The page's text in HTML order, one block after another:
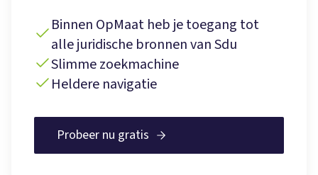
Binnen OpMaat heb je toegang tot
alle juridische bronnen van Sdu
Slimme zoekmachine
Heldere navigatie
Probeer nu gratis